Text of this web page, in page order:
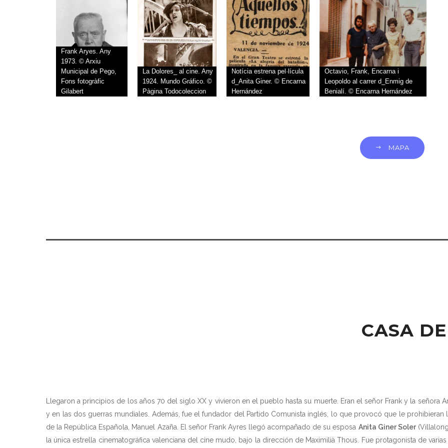
Frank Aryes. Any
1973. © Arxiu
Municipal de Pego,
Fons fotogràfic
Gilabert
La Dolores_ al cine. Any
1924. Mundo Gráfico. ©
Pàgina Todocoleccion
Notícia estrena pel·lícula
d_Anita Giner. © Encarna
Hernández
Octavio, Frank, Encarna i
Leopoldo al carrer d_Enmig de
Benialí. © Encarna Hernández
MAPA
CASA
Llegaron a principios de los años 70 del siglo XX y vivieron en el pueblo hasta su muerte. Eran el señor Frank y la señora
y en las dos guerras mundiales. Además, fue el fundador del Partido Comunista inglés, lo que provocó que le prohibieran
de la República Española, Manuel Azaña. El señor Frank Ayres llegó acompañado de su esposa Anita Giner Soler
la única estrella cinematográfica valenciana del cine mudo, bajo la dirección de Maximilià Thous. Fue protagonista de